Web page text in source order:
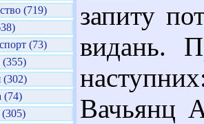
(719)
(73)
(355)
(302)
(74)
(305)
запиту
видань.
Вачьянц